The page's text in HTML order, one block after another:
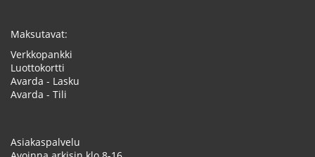
Maksutavat:
Verkkopankki
Luottokortti
Avarda - Lasku
Avarda - Tili
Asiakaspalvelu